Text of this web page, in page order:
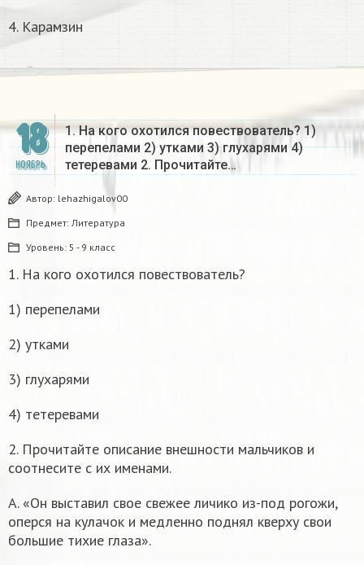
4. Карамзин
18
НОЯБРЬ
1. На кого охотился повествователь? 1)
перепелами 2) утками 3) глухарями 4)
тетеревами 2. Прочитайте…
Автор: lehazhigalov00
Предмет: Литература
Уровень: 5 - 9 класс
1. На кого охотился повествователь?
1) перепелами
2) утками
3) глухарями
4) тетеревами
2. Прочитайте описание внешности мальчиков и
соотнесите с их именами.
А. «Он выставил свое свежее личико из-под рогожи,
оперся на кулачок и медленно поднял кверху свои
большие тихие глаза».